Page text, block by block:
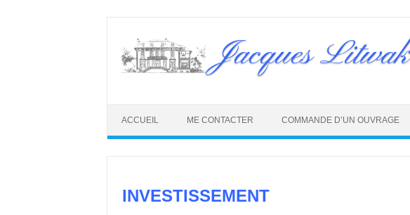
content
Jacques Litwak
ACCUEIL ME CONTACTER COMMANDE D’UN OUVRAGE
INVESTISSEMENT